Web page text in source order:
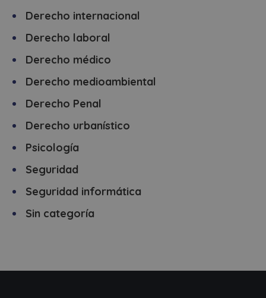
Derecho internacional
Derecho laboral
Derecho médico
Derecho medioambiental
Derecho Penal
Derecho urbanístico
Psicología
Seguridad
Seguridad informática
Sin categoría